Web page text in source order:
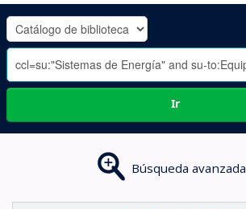
OLADE
-
Ir
Búsqueda avanzada